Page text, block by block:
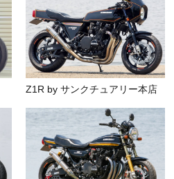
Z1R by サンクチュアリー本店